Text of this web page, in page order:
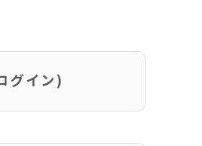
グイン)